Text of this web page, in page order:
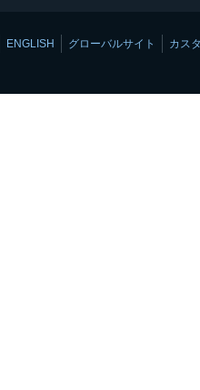
ENGLISH グローバルサイト カス